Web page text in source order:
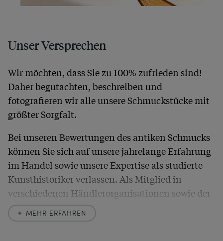
Unser Versprechen
Wir möchten, dass Sie zu 100% zufrieden sind!
Daher begutachten, beschreiben und
fotografieren wir alle unsere Schmuckstücke mit
größter Sorgfalt.
Bei unseren Bewertungen des antiken Schmucks
können Sie sich auf unsere jahrelange Erfahrung
im Handel sowie unsere Expertise als studierte
Kunsthistoriker verlassen. Als Mitglied in
verschiedenen Händlerorganisationen sowie der
MEHR ERFAHREN